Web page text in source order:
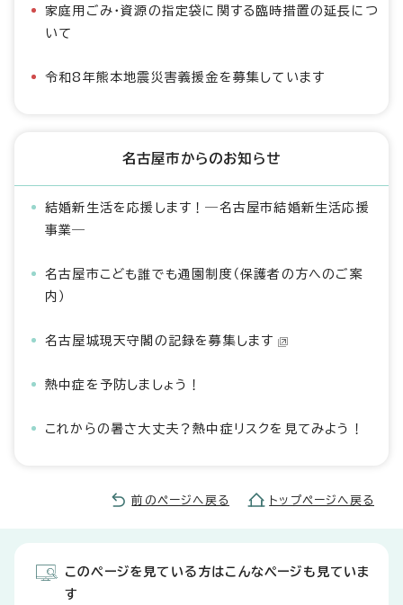
家庭用ごみ・資源の指定袋に関する臨時措置の延長につ
いて
令和8年熊本地震災害義援金を募集しています
名古屋市からのお知らせ
結婚新生活を応援します！―名古屋市結婚新生活応援
事業―
名古屋市こども誰でも通園制度（保護者の方へのご案
内）
名古屋城現天守閣の記録を募集します
熱中症を予防しましょう！
これからの暑さ大丈夫？熱中症リスクを見てみよう！
前のページへ戻る トップページへ戻る
このページを見ている方はこんなページも見ていま
す